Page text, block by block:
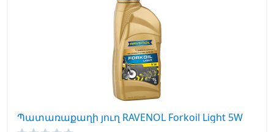
Պատառաքաղի յուղ RAVENOL Forkoil Light 5W